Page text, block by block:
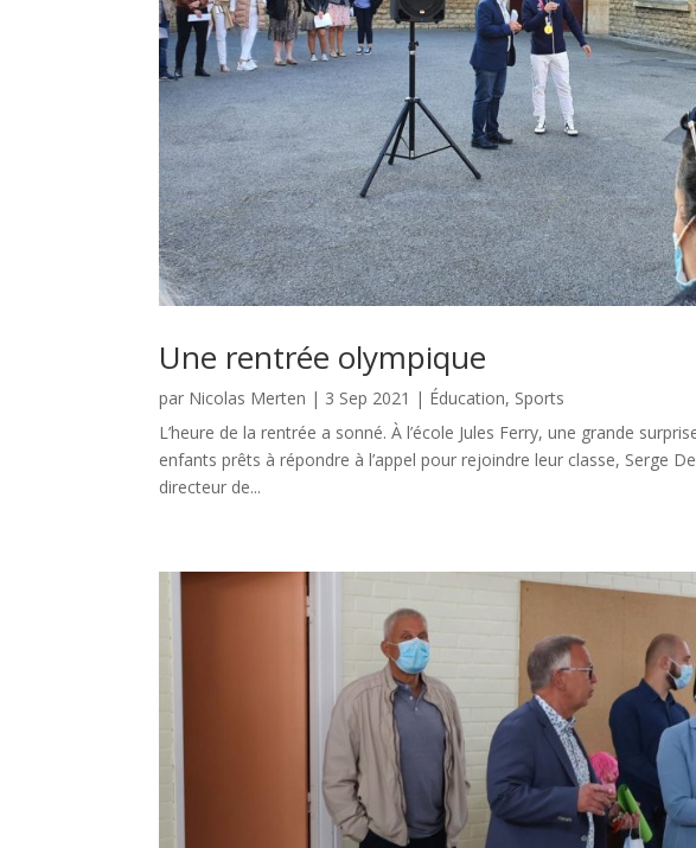
Une rentrée olympique
par Nicolas Merten | 3 Sep 2021 | Éducation, Sports
L’heure de la rentrée a sonné. À l’école Jules Ferry, une grande
enfants prêts à répondre à l’appel pour rejoindre leur classe, Serge
directeur de...